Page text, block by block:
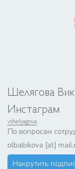
Шелягова
Инстаграм
vshelyagova
По вопросам
olbabikova [at]
Накрутить